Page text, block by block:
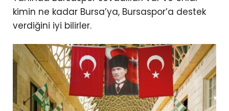
kimin ne kadar Bursa’ya, Bursaspor’a destek
verdiğini iyi bilirler.